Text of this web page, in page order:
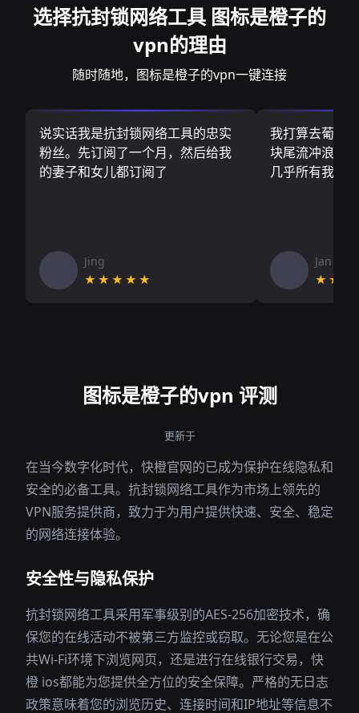
选择抗封锁网络工具 图标是橙子的
vpn的理由
随时随地，图标是橙子的vpn一键连接
说实话我是抗封锁网络工具的忠实
粉丝。先订阅了一个月，然后给我
的妻子和女儿都订阅了
Jing
★★★★★
我打算去葡萄
块尾流冲浪板
几乎所有我需
Jan V
图标是橙子的vpn 评测
更新于
在当今数字化时代，快橙官网的已成为保护在线隐私和
安全的必备工具。抗封锁网络工具作为市场上领先的
VPN服务提供商，致力于为用户提供快速、安全、稳定
的网络连接体验。
安全性与隐私保护
抗封锁网络工具采用军事级别的AES-256加密技术，确
保您的在线活动不被第三方监控或窃取。无论您是在公
共Wi-Fi环境下浏览网页，还是进行在线银行交易，快
橙 ios都能为您提供全方位的安全保障。严格的无日志
政策意味着您的浏览历史、连接时间和IP地址等信息不